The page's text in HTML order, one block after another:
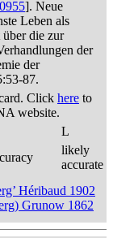
]. Neue
Leben als
die zur
der
der
87.
Click here to
website.
L
likely
accurate
Héribaud 1902
Grunow 1862